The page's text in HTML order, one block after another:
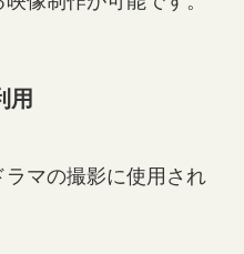
用
マの撮影に使用され